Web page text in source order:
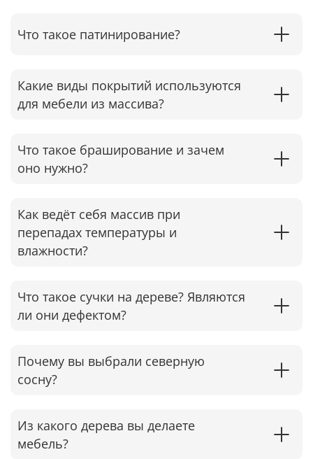
Что такое патинирование?
Какие виды покрытий используются
для мебели из массива?
Что такое браширование и зачем
оно нужно?
Как ведёт себя массив при
перепадах температуры и
влажности?
Что такое сучки на дереве? Являются
ли они дефектом?
Почему вы выбрали северную
сосну?
Из какого дерева вы делаете
мебель?